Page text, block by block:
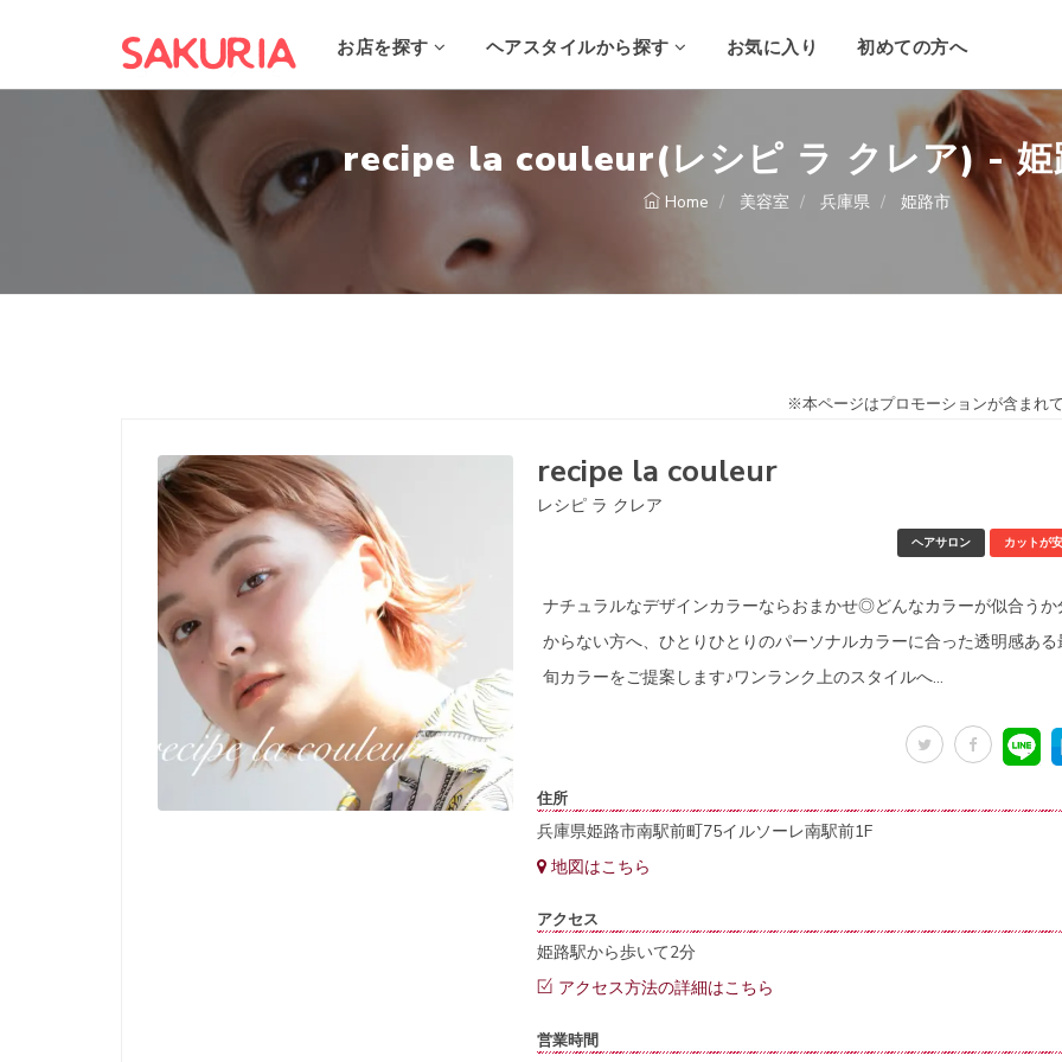
お店を探す ヘアスタイルから探す お気に入り 初めての方へ
recipe la couleur(レシピ ラ クレア) - 姫
Home 美容室 兵庫県 姫路市
※本ページはプロモーションが含まれて
recipe la couleur
レシピ ラ クレア
ヘアサロン カットが
ナチュラルなデザインカラーならおまかせ◎どんなカラーが似合うか
からない方へ、ひとりひとりのパーソナルカラーに合った透明感ある
旬カラーをご提案します♪ワンランク上のスタイルへ…
住所
兵庫県姫路市南駅前町75イルソーレ南駅前1F
地図はこちら
アクセス
姫路駅から歩いて2分
アクセス方法の詳細はこちら
営業時間